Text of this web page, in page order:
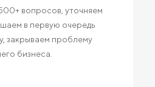
вопросов, уточняем
в первую очередь
закрываем проблему
бизнеса.